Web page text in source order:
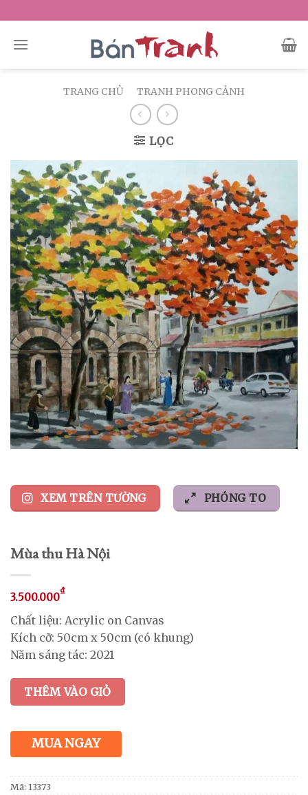
to
content
TRANG CHỦ TRANH PHONG CẢNH
LỌC
XEM TRÊN TƯỜNG PHÓNG TO
Mùa thu Hà Nội
3.500.000₫
Chất liệu: Acrylic on Canvas
Kích cỡ: 50cm x 50cm (có khung)
Năm sáng tác: 2021
THÊM VÀO GIỎ
MUA NGAY
Mã: 13373